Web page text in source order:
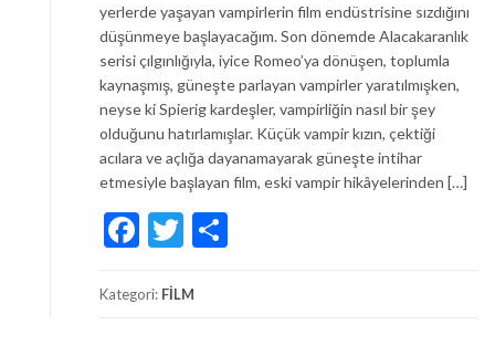
yerlerde yaşayan vampirlerin film endüstrisine sızdığını
düşünmeye başlayacağım. Son dönemde Alacakaranlık
serisi çılgınlığıyla, iyice Romeo’ya dönüşen, toplumla
kaynaşmış, güneşte parlayan vampirler yaratılmışken,
neyse ki Spierig kardeşler, vampirliğin nasıl bir şey
olduğunu hatırlamışlar. Küçük vampir kızın, çektiği
acılara ve açlığa dayanamayarak güneşte intihar
etmesiyle başlayan film, eski vampir hikâyelerinden […]
Facebook
Twitter
Kategori: FİLM